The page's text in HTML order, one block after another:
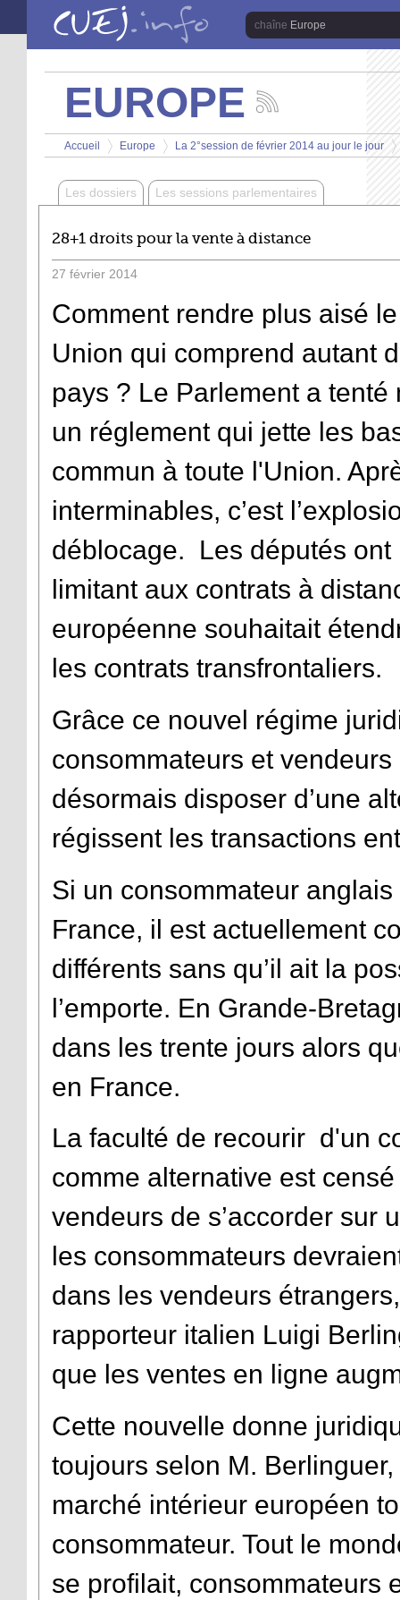
Aller au contenu principal
Europe
EUROPE
les
actualités
de
chaîne
Europe
Vous êtes ici
Accueil
>
Europe
>
La 2°session de février 2014 au jour le jour
>
Les dossiers Les sessions parlementaires
28+1 droits pour la vente à distance
27 février 2014
Comment rendre plus aisé
Union qui comprend autant
pays ? Le Parlement a
un réglement qui jette les
commun à toute l'Union.
interminables, c’est
déblocage. Les députés
limitant aux contrats à
européenne souhaitait
les contrats transfrontaliers.
Grâce ce nouvel régime
consommateurs et
désormais disposer d’une
régissent les transactions
Si un consommateur
France, il est actuellement
différents sans qu’il ait la
l’emporte. En Grande-
dans les trente jours alors
en France.
La faculté de recourir d'un
comme alternative est
vendeurs de s’accorder sur
les consommateurs
dans les vendeurs
rapporteur italien Luigi
que les ventes en ligne
Cette nouvelle donne
toujours selon M.
marché intérieur européen
consommateur. Tout le
se profilait, consommateurs